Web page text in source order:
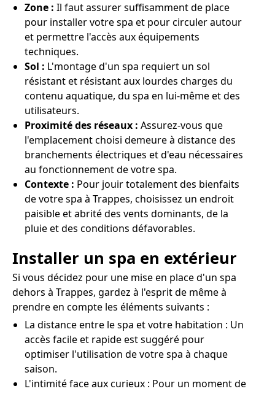
Zone : Il faut assurer suffisamment de place
pour installer votre spa et pour circuler autour
et permettre l'accès aux équipements
techniques.
Sol : L'montage d'un spa requiert un sol
résistant et résistant aux lourdes charges du
contenu aquatique, du spa en lui-même et des
utilisateurs.
Proximité des réseaux : Assurez-vous que
l'emplacement choisi demeure à distance des
branchements électriques et d'eau nécessaires
au fonctionnement de votre spa.
Contexte : Pour jouir totalement des bienfaits
de votre spa à Trappes, choisissez un endroit
paisible et abrité des vents dominants, de la
pluie et des conditions défavorables.
Installer un spa en extérieur
Si vous décidez pour une mise en place d'un spa
dehors à Trappes, gardez à l'esprit de même à
prendre en compte les éléments suivants :
La distance entre le spa et votre habitation : Un
accès facile et rapide est suggéré pour
optimiser l'utilisation de votre spa à chaque
saison.
L'intimité face aux curieux : Pour un moment de